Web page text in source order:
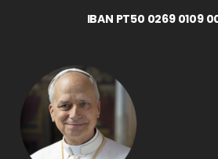
IBAN PT50 0269 0109